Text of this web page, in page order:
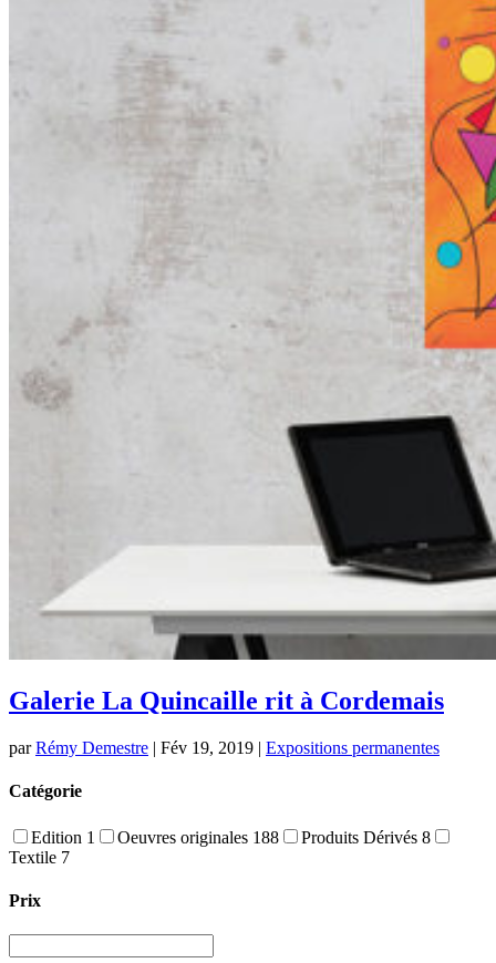
Galerie La Quincaille rit à Cordemais
parRémy Demestre | Fév 19, 2019 | Expositions permanentes
Catégorie
Edition 1 Oeuvres originales 188 Produits Dérivés 8
Textile 7
Prix